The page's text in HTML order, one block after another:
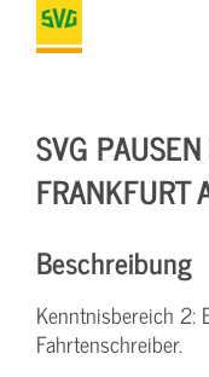
SVG
FRANKFURT
Beschreibung
Kenntnisbereich 2:
Fahrtenschreiber.